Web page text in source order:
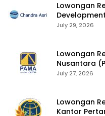
Lowongan
2026
July 29, 2026
Lowongan
Nusantara
July 27, 2026
Lowongan
Kantor